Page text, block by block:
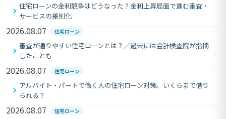
住宅ローンの金利競争はどうなった？金利上昇局面で進む審査・
サービスの差別化
2026.08.07 住宅ローン
審査が通りやすい住宅ローンとは？／過去には会計検査院が指摘
したことも
2026.08.07 住宅ローン
アルバイト・パートで働く人の住宅ローン対策。いくらまで借り
られる？
2026.08.07 住宅ローン